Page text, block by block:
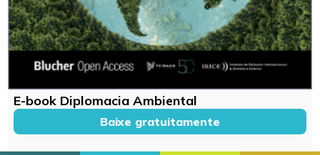
E-book Diplomacia Ambiental
Baixe gratuitamente